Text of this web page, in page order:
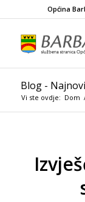
Općina
Blog -
Vi ste ovdje: Dom